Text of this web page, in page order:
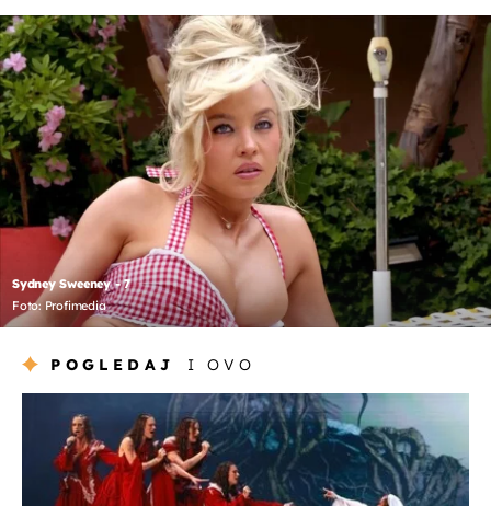
Sydney Sweeney - 7
Foto: Profimedia
POGLEDAJ I OVO